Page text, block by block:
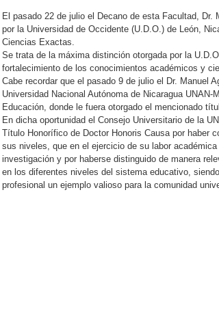
El pasado 22 de julio el Decano de esta Facultad, Dr.
por la Universidad de Occidente (U.D.O.) de León,
Ciencias Exactas.
Se trata de la máxima distinción otorgada por la
fortalecimiento de los conocimientos académicos y
Cabe recordar que el pasado 9 de julio el Dr. Manuel
Universidad Nacional Autónoma de Nicaragua
Educación, donde le fuera otorgado el mencionado
En dicha oportunidad el Consejo Universitario de la
Título Honorífico de Doctor Honoris Causa por haber
sus niveles, que en el ejercicio de su labor
investigación y por haberse distinguido de manera
en los diferentes niveles del sistema educativo,
profesional un ejemplo valioso para la comunidad